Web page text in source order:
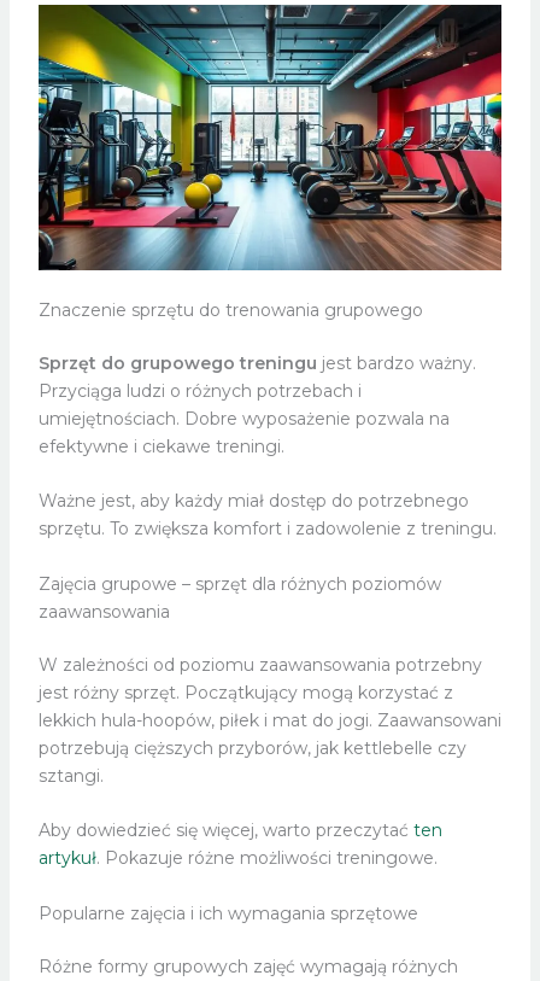
Znaczenie sprzętu do trenowania grupowego
Sprzęt do grupowego treningu jest bardzo ważny.
Przyciąga ludzi o różnych potrzebach i
umiejętnościach. Dobre wyposażenie pozwala na
efektywne i ciekawe treningi.
Ważne jest, aby każdy miał dostęp do potrzebnego
sprzętu. To zwiększa komfort i zadowolenie z treningu.
Zajęcia grupowe – sprzęt dla różnych poziomów
zaawansowania
W zależności od poziomu zaawansowania potrzebny
jest różny sprzęt. Początkujący mogą korzystać z
lekkich hula-hoopów, piłek i mat do jogi. Zaawansowani
potrzebują cięższych przyborów, jak kettlebelle czy
sztangi.
Aby dowiedzieć się więcej, warto przeczytać ten
artykuł. Pokazuje różne możliwości treningowe.
Popularne zajęcia i ich wymagania sprzętowe
Różne formy grupowych zajęć wymagają różnych